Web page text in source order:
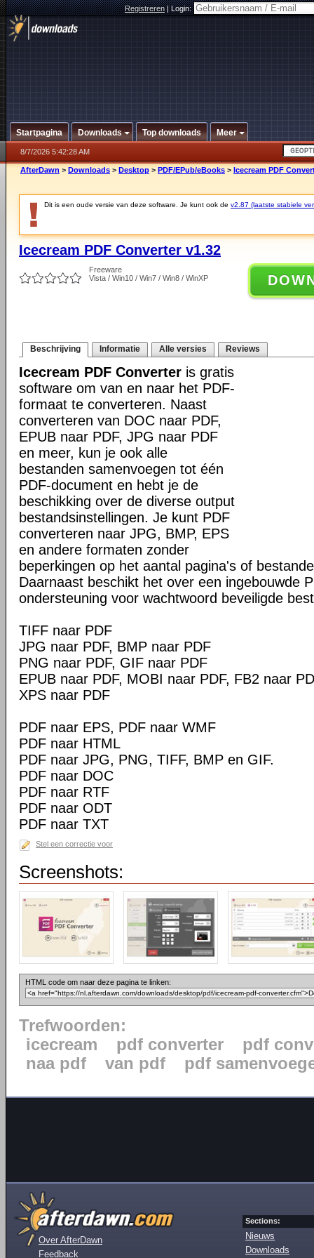
Registreren|Login:
Startpagina Downloads Top downloads Meer
8/7/2026 5:42:28 AM
AfterDawn > Downloads > Desktop > PDF/EPub/eBooks > Icecream PDF
Dit is een oude versie van deze software. Je kunt ook de v2.87 (laatste stabiele
Icecream PDF Converter v1.32
Freeware
Vista / Win10 / Win7 / Win8 / WinXP
Beschrijving Informatie Alle versies Reviews
Icecream PDF Converter is gratis
software om van en naar het PDF-
formaat te converteren. Naast
converteren van DOC naar PDF,
EPUB naar PDF, JPG naar PDF
en meer, kun je ook alle
bestanden samenvoegen tot één
PDF-document en hebt je de
beschikking over de diverse output
bestandsinstellingen. Je kunt PDF
converteren naar JPG, BMP, EPS
en andere formaten zonder
beperkingen op het aantal pagina's of
Daarnaast beschikt het over een ingebouwde
ondersteuning voor wachtwoord beveiligde
TIFF naar PDF
JPG naar PDF, BMP naar PDF
PNG naar PDF, GIF naar PDF
EPUB naar PDF, MOBI naar PDF, FB2 naar
XPS naar PDF
PDF naar EPS, PDF naar WMF
PDF naar HTML
PDF naar JPG, PNG, TIFF, BMP en GIF.
PDF naar DOC
PDF naar RTF
PDF naar ODT
PDF naar TXT
Stel een correctie voor
Screenshots:
HTML code om naar deze pagina te linken:
Trefwoorden:
icecream
pdf converter
pdf
naa pdf
van pdf pdf
Over AfterDawn
Feedback
Sections:
Nieuws
Downloads